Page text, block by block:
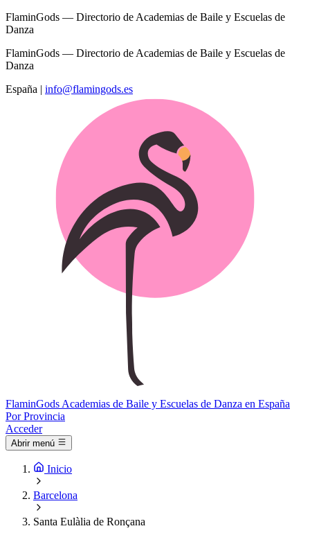
FlaminGods — Directorio de Academias de Baile y Escuelas de
Danza
FlaminGods — Directorio de Academias de Baile y Escuelas de
Danza
España | info@flamingods.es
FlaminGods Academias de Baile y Escuelas de Danza en España
Por Provincia
Acceder
Abrir menú
Inicio
Barcelona
Santa Eulàlia de Ronçana